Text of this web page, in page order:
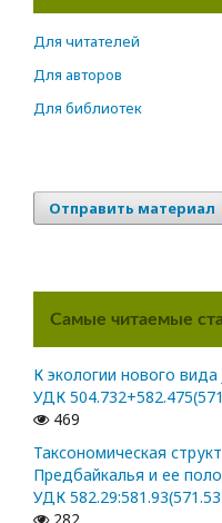
Для читателей
Для авторов
Для библиотек
Отправить материал
Самые читаемые
К экологии нового
УДК
469
Таксономическая
Предбайкалья и ее
УДК